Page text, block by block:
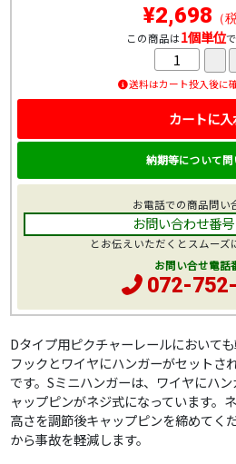
Dタイプ用ピクチャーレールにおいて
フックとワイヤにハンガーがセットさ
です。Sミニハンガーは、ワイヤにハ
ャップピンがネジ式になっています。
高さを調節後キャップピンを締めてく
から事故を軽減します。
¥2,698 （
この商品は1個単位
送料はカート投入後に
カートに入
納期等について問
お電話での商品問い
お問い合わせ番号
とお伝えいただくとスムーズ
お問い合せ電話
072-